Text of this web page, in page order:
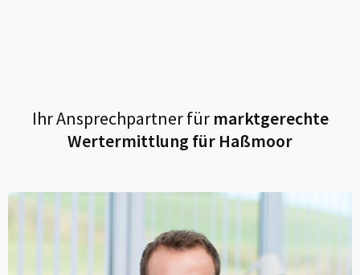
Ihr Ansprechpartner fürmarktgerechte
Wertermittlung für Haßmoor